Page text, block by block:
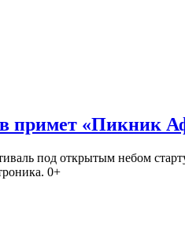
примет «Пикник
под открытым небом
0+